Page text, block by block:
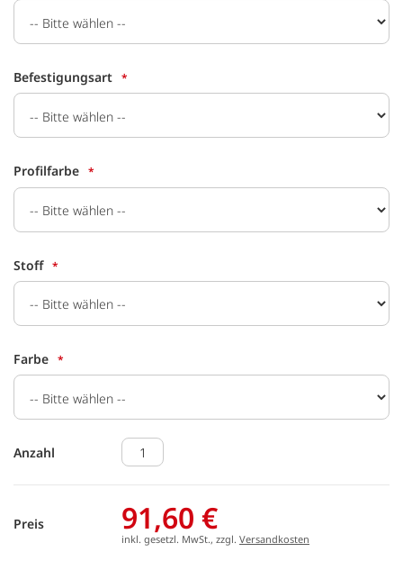
Befestigungsart
Profilfarbe
Stoff
Farbe
Anzahl
Preis 91,60 €
inkl. gesetzl. MwSt., zzgl. Versandkosten